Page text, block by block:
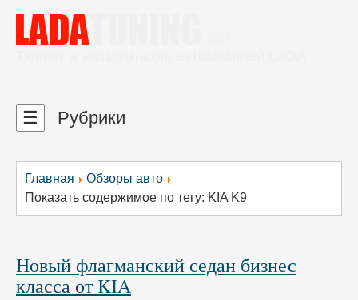
Главная
Обзоры авто
Показать содержимое по тегу: KIA K9
Новый флагманский седан бизнес
класса от KIA
☰ Рубрики